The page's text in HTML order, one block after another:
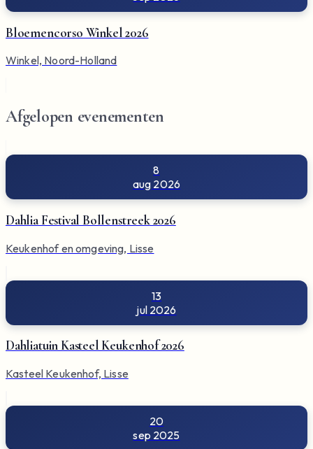
Bloemencorso Winkel 2026
Winkel, Noord-Holland
Afgelopen evenementen
8
aug 2026
Dahlia Festival Bollenstreek 2026
Keukenhof en omgeving, Lisse
13
jul 2026
Dahliatuin Kasteel Keukenhof 2026
Kasteel Keukenhof, Lisse
20
sep 2025